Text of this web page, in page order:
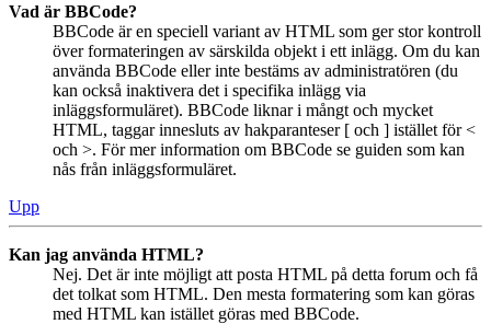
Vad är BBCode?
BBCode är en speciell variant av HTML som ger stor kontroll
över formateringen av särskilda objekt i ett inlägg. Om du kan
använda BBCode eller inte bestäms av administratören (du
kan också inaktivera det i specifika inlägg via
inläggsformuläret). BBCode liknar i mångt och mycket
HTML, taggar innesluts av hakparanteser [ och ] istället för <
och >. För mer information om BBCode se guiden som kan
nås från inläggsformuläret.
Upp
Kan jag använda HTML?
Nej. Det är inte möjligt att posta HTML på detta forum och få
det tolkat som HTML. Den mesta formatering som kan göras
med HTML kan istället göras med BBCode.